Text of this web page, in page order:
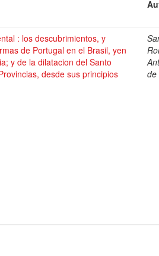
: los descubrimientos, y
de Portugal en el Brasil, yen
y de la dilatacion del Santo
desde sus principios
de